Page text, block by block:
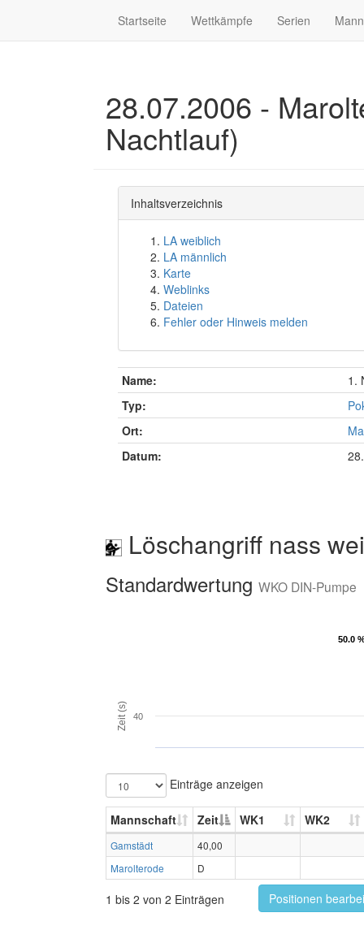
Startseite Wettkämpfe Serien
28.07.2006 -
Nachtlauf)
Inhaltsverzeichnis
LA weiblich
LA männlich
Karte
Weblinks
Dateien
Fehler oder Hinweis melden
Name:
1.
Typ:
Ort:
Datum:
Löschangriff nass
Standardwertung WKO DIN-Pumpe
50.0
50.0
Zeit (s) 40
Einträge anzeigen
Mannschaft Zeit WK1 WK2
Gamstädt
40,00
Marolterode
D
1 bis 2 von 2 Einträgen Positionen